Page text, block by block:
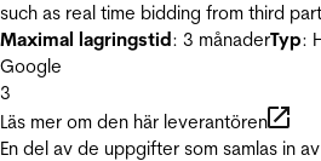
such as real time bidding from third
Maximal lagringstid: 3 månaderTyp:
Google
3
Läs mer om den här leverantören
En del av de uppgifter som samlas in